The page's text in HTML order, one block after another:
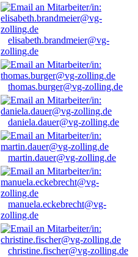
elisabeth.brandmeier@vg-
zolling.de
thomas.burger@vg-zolling.de
daniela.dauer@vg-zolling.de
martin.dauer@vg-zolling.de
manuela.eckebrecht@vg-
zolling.de
christine.fischer@vg-zolling.de